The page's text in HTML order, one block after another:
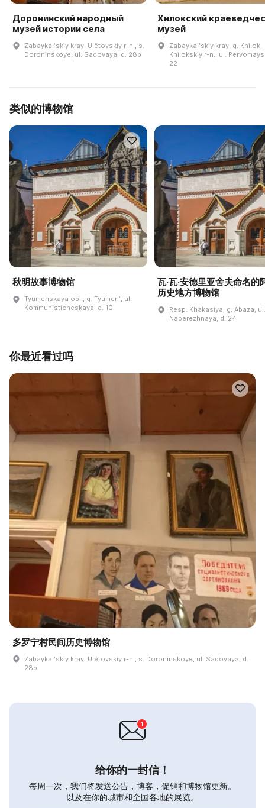
Доронинский народный
музей истории села
Zabaykalʹskiy kray, Ulëtovskiy r-n., s.
Doroninskoye, ul. Sadovaya, d. 28b
Хилокский
музей
Zabaykalʹskiy kray, g. Khilok,
Khilokskiy r-n., ul.
22
类似的博物馆
秋明故事博物馆
Tyumenskaya obl., g. Tyumenʹ, ul.
Kommunisticheskaya, d. 10
瓦·瓦·安德里亚舍夫命名的
历史地方博物馆
Resp. Khakasiya, g. Abaza, ul.
Naberezhnaya, d. 24
你最近看过吗
多罗宁村民间历史博物馆
Zabaykalʹskiy kray, Ulëtovskiy r-n., s. Doroninskoye, ul. Sadovaya, d.
28b
给你的一封信！
每周一次，我们将发送公告，博客，促销和博物馆更新。
以及在你的城市和全国各地的展览。